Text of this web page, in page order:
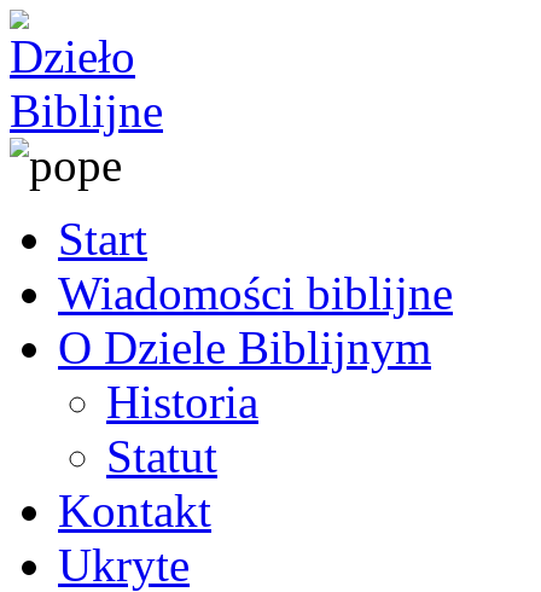
Start
Wiadomości biblijne
O Dziele Biblijnym
Historia
Statut
Kontakt
Ukryte